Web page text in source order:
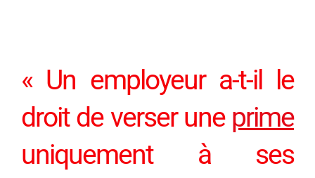
« Un employeur a-t-il le
droit de verser une prime
uniquement à ses